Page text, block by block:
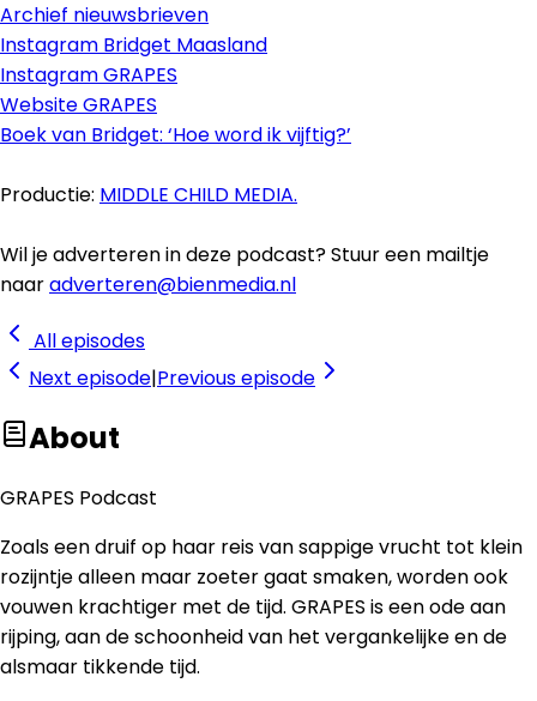
Archief nieuwsbrieven
Instagram Bridget Maasland
Instagram GRAPES
Website GRAPES
Boek van Bridget: ‘Hoe word ik vijftig?’
Productie: MIDDLE CHILD MEDIA.
Wil je adverteren in deze podcast? Stuur een mailtje
naaradverteren@bienmedia.nl
All episodes
Next episode|Previousepisode
About
GRAPES Podcast
Zoals een druif op haar reis van sappige vrucht tot klein
rozijntje alleen maar zoeter gaat smaken, worden ook
vouwen krachtiger met de tijd. GRAPES is een ode aan
rijping, aan de schoonheid van het vergankelijke en de
alsmaar tikkende tijd.